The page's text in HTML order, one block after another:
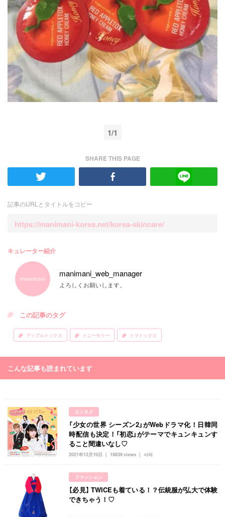
1/1
SHARE THIS PAGE
記事のURLとタイトルをコピー
https://manimani-korea.net/korea-skincare/
キュレーター紹介
manimani_web_manager
よろしくお願いします。
この記事のタグ
アップルトックス トニーモリー トマトックス
こんな記事も読まれています
エンタメ
2021年12月10日 사라
19839 views
「少女の世界 シーズン2」がWebドラマ化！日韓同
時配信も決定！「初恋」がテーマでキュンキュンす
ること間違いなし♡
ファッション
【必見】 TWICEも着ている！？伝統服が弘大で体験
できちゃう！♡